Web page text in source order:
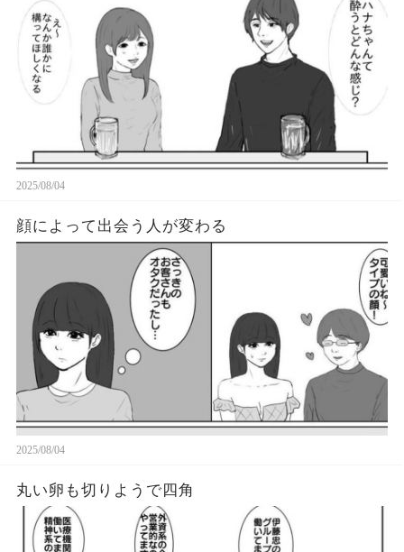
2025/08/04
顔によって出会う人が変わる
2025/08/04
丸い卵も切りようで四角